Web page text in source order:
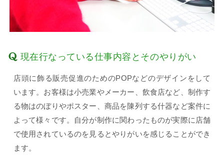
現在行なっている仕事内容とそのやりがい
店頭に飾る販売促進のためのPOPなどのデザインをして
います。お客様は小売業やメーカー、飲食店など、制作す
る物はのぼりやポスター、商品を陳列する什器など案件に
よって様々です。自分が制作に関わったものが実際に店舗
で使用されているのを見るとやりがいを感じることができ
ます。